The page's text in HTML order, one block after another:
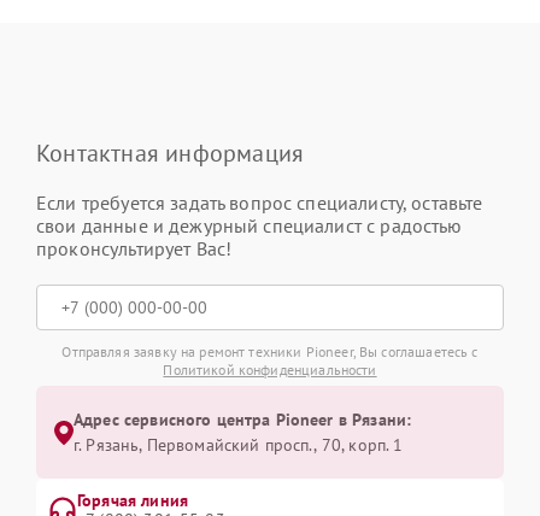
Контактная информация
Если требуется задать вопрос специалисту, оставьте
свои данные и дежурный специалист с радостью
проконсультирует Вас!
Отправляя заявку на ремонт техники Pioneer, Вы соглашаетесь с
Политикой конфиденциальности
Адрес сервисного центра Pioneer в Рязани:
г. Рязань, Первомайский просп., 70, корп. 1
Горячая линия